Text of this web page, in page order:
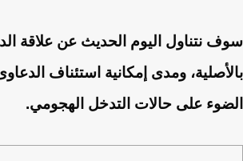
سوف نتناول اليوم الحديث عن علاقة
بالأصلية، ومدى إمكانية استئناف
الضوء على حالات التدخل الهجومي.